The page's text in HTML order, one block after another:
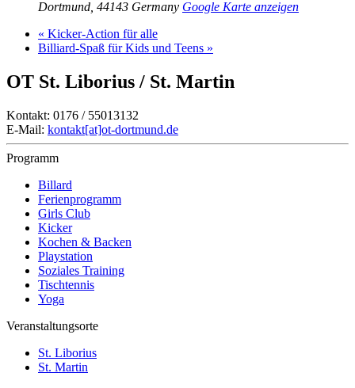
Dortmund 44143 Germany Google Karte anzeigen
« Kicker-Action für alle
Billiard-Spaß für Kids und Teens »
OT St. Liborius / St. Martin
Kontakt: 0176 / 55013132
E-Mail: kontakt[at]ot-dortmund.de
Programm
Billard
Ferienprogramm
Girls Club
Kicker
Kochen & Backen
Playstation
Soziales Training
Tischtennis
Yoga
Veranstaltungsorte
St. Liborius
St. Martin